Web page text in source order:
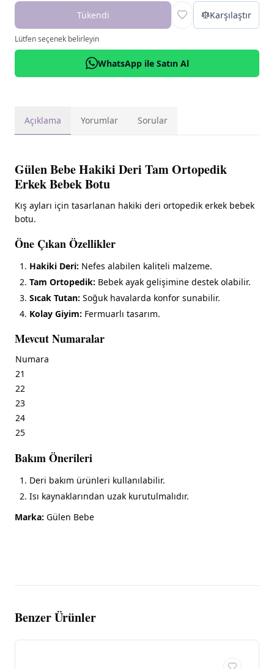
Tükendi Karşılaştır
Lütfen seçenek belirleyin
WhatsApp ile Satın Al
Açıklama Yorumlar Sorular
Gülen Bebe Hakiki Deri Tam Ortopedik
Erkek Bebek Botu
Kış ayları için tasarlanan hakiki deri ortopedik erkek bebek
botu.
Öne Çıkan Özellikler
Hakiki Deri: Nefes alabilen kaliteli malzeme.
Tam Ortopedik: Bebek ayak gelişimine destek olabilir.
Sıcak Tutan: Soğuk havalarda konfor sunabilir.
Kolay Giyim: Fermuarlı tasarım.
Mevcut Numaralar
Numara
21
22
23
24
25
Bakım Önerileri
Deri bakım ürünleri kullanılabilir.
Isı kaynaklarından uzak kurutulmalıdır.
Marka: Gülen Bebe
Benzer Ürünler